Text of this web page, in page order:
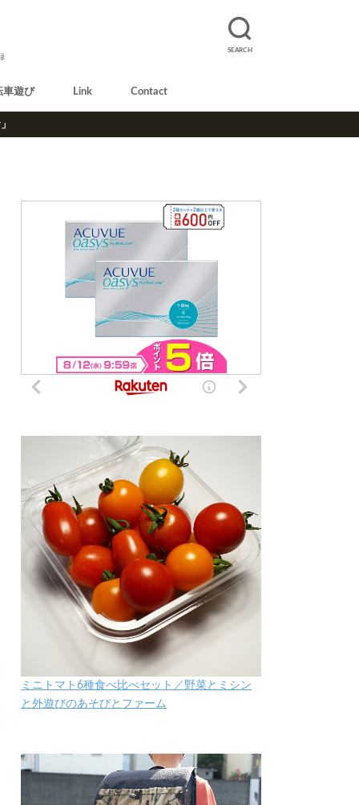
SEARCH
車遊び Link Contact
ミニトマト6種食べ比べセット／野菜とミシン
と外遊びのあそびとファーム